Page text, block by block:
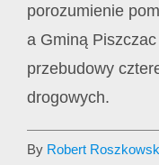
porozumienie
a Gminą
przebudowy
drogowych.
By Robert